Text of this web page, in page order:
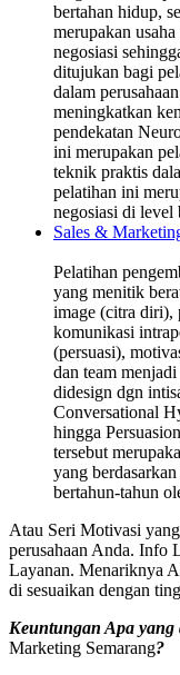
bertahan hidup,
merupakan
negosiasi
ditujukan bagi
dalam
meningkatkan
pendekatan
ini merupakan
teknik praktis
pelatihan ini
negosiasi di level
Sales &
Pelatihan
yang menitik
image (citra diri),
komunikasi
(persuasi),
dan team
didesign dgn
Conversational
hingga
tersebut
yang
bertahun-tahun
Atau Seri Motivasi
perusahaan Anda. Info
Layanan. Menariknya
di sesuaikan dengan
Keuntungan Apa
Marketing Semarang?